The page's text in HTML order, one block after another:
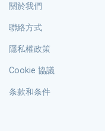
關於我們
聯絡方式
隱私權政策
Cookie 協議
条款和条件